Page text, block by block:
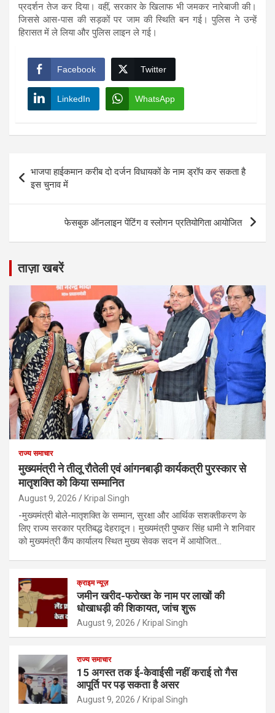
प्रदर्शन तेज कर दिया। वहीं, सरकार के खिलाफ भी जमकर नारेबाजी की।
जिससे आस-पास की सड़कों पर जाम की स्थिति बन गई। पुलिस ने उन्हें
हिरासत में ले लिया और पुलिस लाइन ले गई।
Facebook Twitter
LinkedIn WhatsApp
navigation
भाजपा हाईकमान करीब दो दर्जन विधायकों के नाम ड्रॉप कर सकता है
इस चुनाव में
फेसबुक ऑनलाइन पेंटिंग व स्लोगन प्रतियोगिता आयोजित
ताज़ा खबरें
राज्य समाचार
मुख्यमंत्री ने तीलू रौतेली एवं आंगनबाड़ी कार्यकत्री पुरस्कार से
मातृशक्ति को किया सम्मानित
August 9, 2026 Kripal Singh
-मुख्यमंत्री बोले-मातृशक्ति के सम्मान, सुरक्षा और आर्थिक सशक्तीकरण के
लिए राज्य सरकार प्रतिबद्ध देहरादून। मुख्यमंत्री पुष्कर सिंह धामी ने शनिवार
को मुख्यमंत्री कैंप कार्यालय स्थित मुख्य सेवक सदन में आयोजित…
क्राइम न्यूज़
जमीन खरीद-फरोख्त के नाम पर लाखों की
धोखाधड़ी की शिकायत, जांच शुरू
August 9, 2026 Kripal Singh
राज्य समाचार
15 अगस्त तक ई-केवाईसी नहीं कराई तो गैस
आपूर्ति पर पड़ सकता है असर
August 9, 2026 Kripal Singh